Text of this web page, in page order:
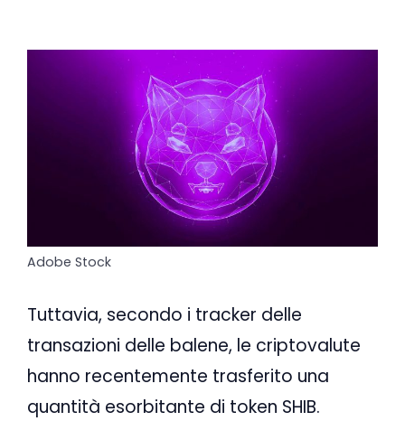
Adobe Stock
Tuttavia, secondo i tracker delle
transazioni delle balene, le criptovalute
hanno recentemente trasferito una
quantità esorbitante di token SHIB.